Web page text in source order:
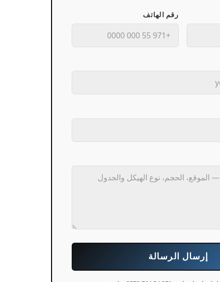
رقم الهاتف
إرسال الرسالة